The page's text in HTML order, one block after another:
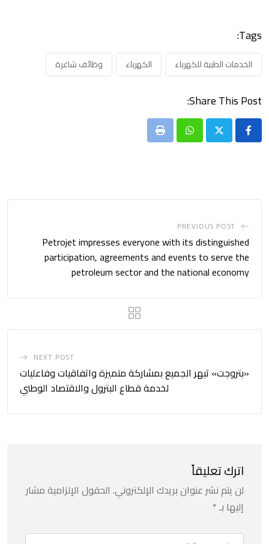
Tags:
الخدمات الطبية للكهرباء الكهرباء وظائف شاغرة
Share This Post:
Whatsapp
Print
PREVIOUS POST
Petrojet impresses everyone with its distinguished
participation, agreements and events to serve the
petroleum sector and the national economy
NEXT POST
«بتروجت» تبهر الجميع بمشاركة متميزة واتفاقيات وفاعليات
لخدمة قطاع البترول والاقتصاد الوطني
اترك تعليقاً
لن يتم نشر عنوان بريدك الإلكتروني. الحقول الإلزامية مشار
إليها بـ*